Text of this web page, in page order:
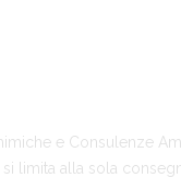
e Consulenze
limita alla sola